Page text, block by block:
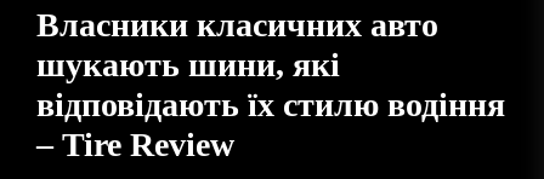
Власники класичних авто
шукають шини, які
відповідають їх стилю водіння
– Tire Review